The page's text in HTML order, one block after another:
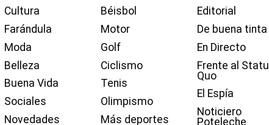
Cultura
Farándula
Moda
Belleza
Buena Vida
Sociales
Novedades
Béisbol
Motor
Golf
Ciclismo
Tenis
Olimpismo
Más deportes
Editorial
De buena tinta
En Directo
Frente al Statu
Quo
El Espía
Noticiero
Poteleche